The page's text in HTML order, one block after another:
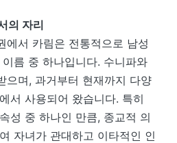
의 자리
에서 카림은 전통적으로 남성
름 중 하나입니다. 수니파와
으며, 과거부터 현재까지 다양
서 사용되어 왔습니다. 특히
성 중 하나인 만큼, 종교적 의
자녀가 관대하고 이타적인 인